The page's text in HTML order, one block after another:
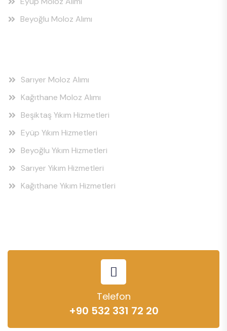
Beyoğlu Moloz Alımı
Sarıyer Moloz Alımı
Kağıthane Moloz Alımı
Beşiktaş Yıkım Hizmetleri
Eyüp Yıkım Hizmetleri
Beyoğlu Yıkım Hizmetleri
Sarıyer Yıkım Hizmetleri
Kağıthane Yıkım Hizmetleri
Telefon
+90 532 331 72 20